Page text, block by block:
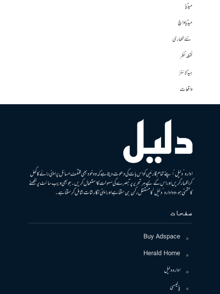
میڈیا
میڈیا واچ
نئے لکھاری
نقطہ نظر
ہیڈلائنز
واقعات
ادارہ ’دلیل‘ اپنے تمام قارئین کو اس بات کی دعوت دیتا ہے کہ وہ خود بھی مختلف مسائل پر اپنی رائے کا کھل
کر اظہار کریں اور اس کے لیے ہر تحریر پر تبصرے کی سہولت کا استعمال کریں۔ جو بھی ویب سائٹ پر لکھنے
کا متمنی ہو، وہ ادارہ ’دلیل‘ کا مستقل رکن بن سکتا ہے اور اپنی نگارشات شامل کرسکتا ہے۔
صفحات
Buy Adspace
Herald Home
ادارہ دلیل
پالیسی